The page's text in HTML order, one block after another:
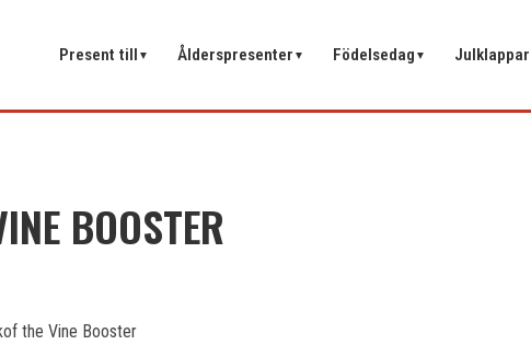
Present till ▼ Ålderspresenter ▼ Födelsedag ▼ Julklappar
BOOSTER
the Vine Booster